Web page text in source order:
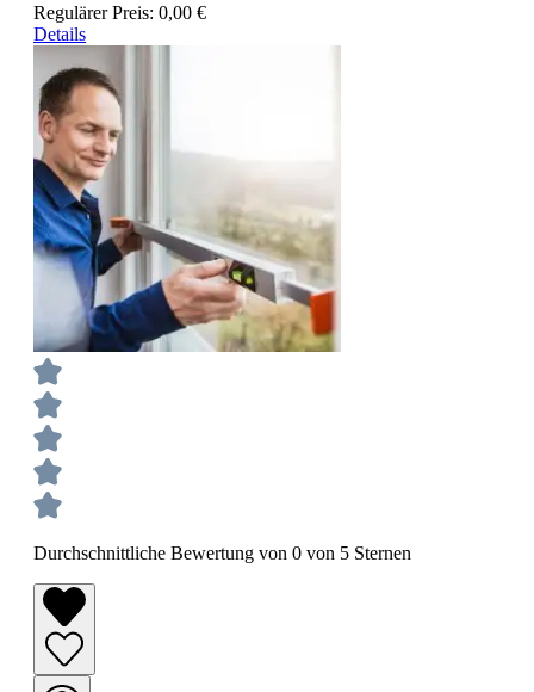
Regulärer Preis: 0,00 €
Details
Durchschnittliche Bewertung von 0 von 5 Sternen